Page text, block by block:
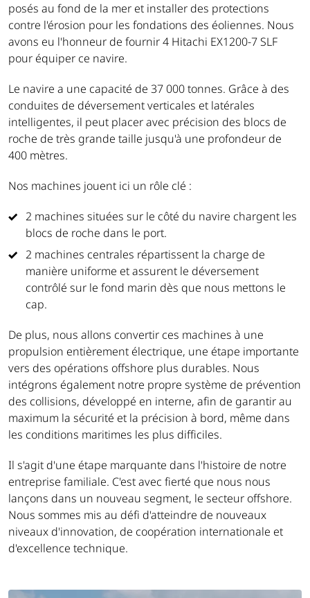
posés au fond de la mer et installer des protections
contre l'érosion pour les fondations des éoliennes. Nous
avons eu l'honneur de fournir 4 Hitachi EX1200-7 SLF
pour équiper ce navire.
Le navire a une capacité de 37 000 tonnes. Grâce à des
conduites de déversement verticales et latérales
intelligentes, il peut placer avec précision des blocs de
roche de très grande taille jusqu'à une profondeur de
400 mètres.
Nos machines jouent ici un rôle clé :
2 machines situées sur le côté du navire chargent les
blocs de roche dans le port.
2 machines centrales répartissent la charge de
manière uniforme et assurent le déversement
contrôlé sur le fond marin dès que nous mettons le
cap.
De plus, nous allons convertir ces machines à une
propulsion entièrement électrique, une étape importante
vers des opérations offshore plus durables. Nous
intégrons également notre propre système de prévention
des collisions, développé en interne, afin de garantir au
maximum la sécurité et la précision à bord, même dans
les conditions maritimes les plus difficiles.
Il s'agit d'une étape marquante dans l'histoire de notre
entreprise familiale. C'est avec fierté que nous nous
lançons dans un nouveau segment, le secteur offshore.
Nous sommes mis au défi d'atteindre de nouveaux
niveaux d'innovation, de coopération internationale et
d'excellence technique.